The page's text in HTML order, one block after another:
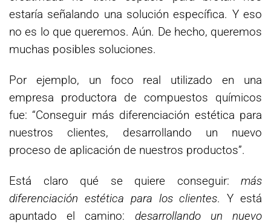
estaría señalando una solución específica. Y eso
no es lo que queremos. Aún. De hecho, queremos
muchas posibles soluciones.
Por ejemplo, un foco real utilizado en una
empresa productora de compuestos químicos
fue: “Conseguir más diferenciación estética para
nuestros clientes, desarrollando un nuevo
proceso de aplicación de nuestros productos”.
Está claro qué se quiere conseguir: más
diferenciación estética para los clientes. Y está
apuntado el camino: desarrollando un nuevo